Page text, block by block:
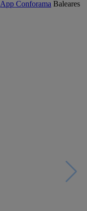
App Conforama Baleares